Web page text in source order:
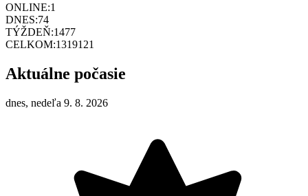
ONLINE:1
DNES:74
TÝŽDEŇ:1477
CELKOM:1319121
Aktuálne počasie
dnes, nedeľa 9. 8. 2026